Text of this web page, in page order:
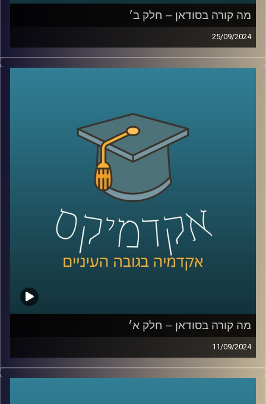
מה קורה בסודאן – חלק ב׳
25/09/2024
אחרי שנים של מלחמות פנימיות עקובות מדם בסודאן, ועם
נפילתו של הדיקטטור קולונל עומר אל בשיר, ששלט במדינה
הבכירים יוביל אותה בדרכה החדשה, הציתה שוב קרבות קשים
שקורעים את המדינה המשוסעת מבפנים
אז למה כולם לאחרונה מדברים על סודאן ואיך זה קשור
כדי לשפוך אור על המצב בסודאן הצטרף אלינו ד"ר חיים קורן,
בית ספר לאודר לממשל, דיפלומטיה ואסטרטגיה, אוניברסיטת
לשעבר שגריר ישראל הראשון לדרום סודאן ומצרים.
קרדיט תמונות:AudioVersity
מה קורה בסודאן – חלק א׳
11/09/2024
אחרי שנים של מלחמות פנימיות עקובות מדם בסודאן, ועם
נפילתו של הדיקטטור קולונל עומר אל בשיר, ששלט במדינה